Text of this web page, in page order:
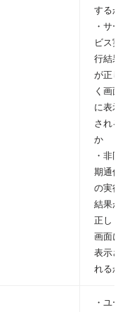
するか
・サー
ビス実
行結果
が正し
く画面
に表示
される
か
・非同
期通信
の実行
結果が
正しく
画面に
表示さ
れるか
・ユー